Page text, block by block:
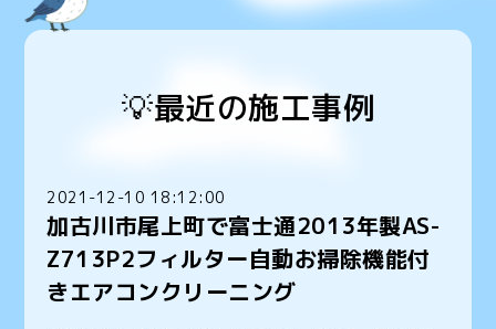
💡最近の施工事例
2021-12-10 18:12:00
加古川市尾上町で富士通2013年製AS-
Z713P2フィルター自動お掃除機能付
きエアコンクリーニング